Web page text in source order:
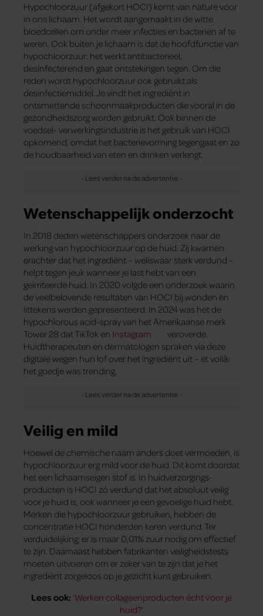
Hypochloorzuur (afgekort HOCI) komt van nature voor
in ons lichaam. Het wordt aangemaakt in de witte
bloedcellen om onder meer infecties en bacteriën af te
weren. Ook buiten je lichaam is dat de hoofdfunctie van
hypochloorzuur: het werkt antibacterieel,
desinfecterend en gaat ontstekingen tegen. Om die
reden wordt hypochloorzuur ook gebruikt als
desinfectiemiddel. Je vindt het ingrediënt in
ontsmettende schoonmaakproducten die vooral in de
gezondheidszorg worden gebruikt. Ook binnen de
voedsel- verwerkingsindustrie is het gebruik van HOCI
opkomend, omdat het bacterievorming tegengaat en zo
de houdbaarheid van eten en drinken verlengt.
Wetenschappelijk onderzocht
In 2018 deden wetenschappers onderzoek naar de
werking van hypochloorzuur op de huid. Zij kwamen
erachter dat het ingrediënt – weliswaar sterk verdund –
helpt tegen jeuk wanneer je last hebt van een
geïrriteerde huid. In 2020 volgde een onderzoek waarin
de veelbelovende resultaten van HOCI bij wonden en
littekens werden gepresenteerd. In 2024 was het de
hypochlorous acid-spray van het Amerikaanse merk
Tower 28 dat TikTok en Instagram
veroverde.
Huidtherapeuten en dermatologen spraken via deze
digitale wegen hun lof over het ingrediënt uit – et voilà:
het goedje was trending.
Veilig en mild
Hoewel de chemische naam anders doet vermoeden, is
hypochloorzuur erg mild voor de huid. Dit komt doordat
het een lichaamseigen stof is. In huidverzorgings-
producten is HOCI zó verdund dat het absoluut veilig
voor je huid is, ook wanneer je een gevoelige huid hebt.
Merken die hypochloorzuur gebruiken, hebben de
concentratie HOCI honderden keren verdund. Ter
verduidelijking: er is maar 0,01% zuur nodig om effectief
te zijn. Daarnaast hebben fabrikanten veiligheidstests
moeten uitvoeren om er zeker van te zijn dat je het
ingrediënt zorgeloos op je gezicht kunt gebruiken.
Lees ook: ‘Werken collageenproducten écht voor je
huid?’